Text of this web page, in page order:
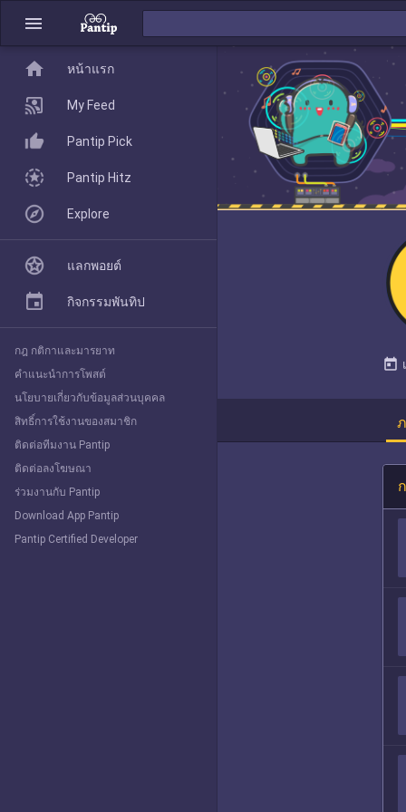
menu
today
home
Pantip Pick
Explore
home หน้าแรก
My Feed
Pantip Pick
Pantip Hitz
Explore
แลกพอยต์
กิจกรรมพันทิป
กฎ กติกาและมารยาท
คำแนะนำการโพสต์
นโยบายเกี่ยวกับข้อมูลส่วนบุคคล
สิทธิ์การใช้งานของสมาชิก
ติดต่อทีมงาน Pantip
ติดต่อลงโฆษณา
ร่วมงานกับ Pantip
Download App Pantip
Pantip Certified Developer